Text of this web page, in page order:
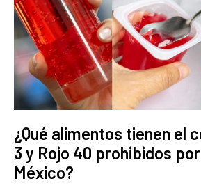
¿Qué alimentos tienen el
3 y Rojo 40 prohibidos
México?